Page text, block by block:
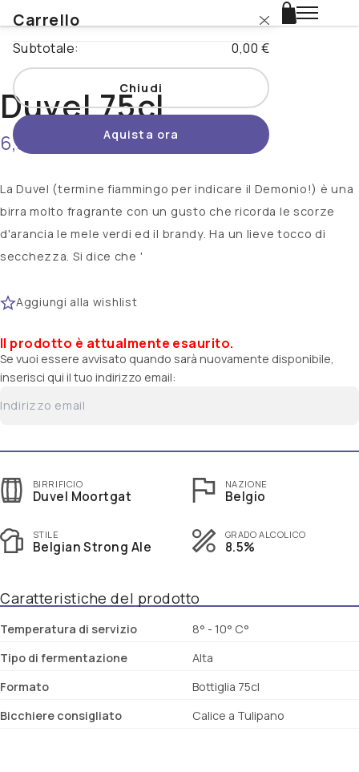
Login
Catalogo
Stili
Nazioni
Promo
Novità
Carrello
Subtotale: 0,00 €
Chiudi
Aquista ora
BIRRIFICIO
Duvel Moortgat
NAZIONE
Belgio
STILE
Belgian Strong Ale
GRADO ALCOLICO
8.5%
Duvel 75cl
6,90 € non disponibile
La Duvel (termine fiammingo per indicare il Demonio!) è una
birra molto fragrante con un gusto che ricorda le scorze
d'arancia le mele verdi ed il brandy. Ha un lieve tocco di
secchezza. Si dice che '
Aggiungi alla wishlist
Il prodotto è attualmente esaurito.
Se vuoi essere avvisato quando sarà nuovamente disponibile,
inserisci qui il tuo indirizzo email:
Caratteristiche del prodotto
Temperatura di servizio
8° - 10° C°
Tipo di fermentazione
Alta
Formato
Bottiglia 75cl
Bicchiere consigliato
Calice a Tulipano